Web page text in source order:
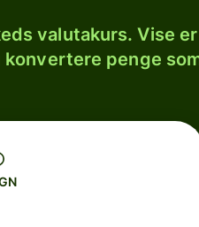
valutakurs. Vise
penge